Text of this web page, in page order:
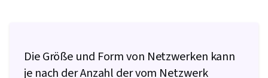
Datenspeicherung, Netzinfrastruktur, Cloud-
Die Größe und Form von Netzwerken kann
je nach der Anzahl der vom Netzwerk